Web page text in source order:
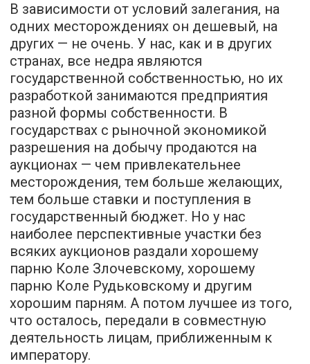
В зависимости от условий залегания, на
одних месторождениях он дешевый, на
других — не очень. У нас, как и в других
странах, все недра являются
государственной собственностью, но их
разработкой занимаются предприятия
разной формы собственности. В
государствах с рыночной экономикой
разрешения на добычу продаются на
аукционах — чем привлекательнее
месторождения, тем больше желающих,
тем больше ставки и поступления в
государственный бюджет. Но у нас
наиболее перспективные участки без
всяких аукционов раздали хорошему
парню Коле Злочевскому, хорошему
парню Коле Рудьковскому и другим
хорошим парням. А потом лучшее из того,
что осталось, передали в совместную
деятельность лицам, приближенным к
императору.